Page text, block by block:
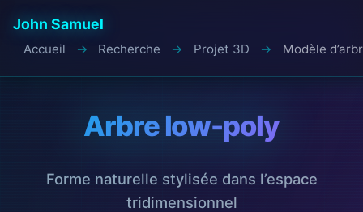
John Samuel
Accueil Recherche Projet 3D Modèle
Arbre low-poly
Forme naturelle stylisée dans l’espace
tridimensionnel